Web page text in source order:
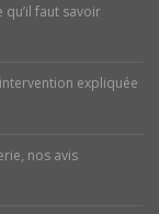
qu’il faut savoir
expliquée
nos avis